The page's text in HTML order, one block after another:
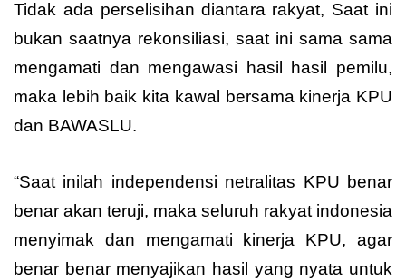
Tidak ada perselisihan diantara rakyat, Saat ini
bukan saatnya rekonsiliasi, saat ini sama sama
mengamati dan mengawasi hasil hasil pemilu,
maka lebih baik kita kawal bersama kinerja KPU
dan BAWASLU.
“Saat inilah independensi netralitas KPU benar
benar akan teruji, maka seluruh rakyat indonesia
menyimak dan mengamati kinerja KPU, agar
benar benar menyajikan hasil yang nyata untuk